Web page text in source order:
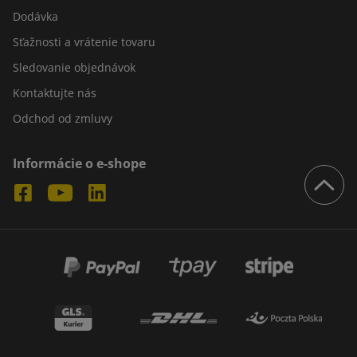
Baliace pásky a fólie vhodne chránia výrobky s
krehkého tovaru a tovaru náchylného na poškodenie. Baliace
pásky a fólie preto musia byť mimoriadne odolné, pružné a
váš tovar bol riadne chránený pred nepriaznivými
poveternostnými podmienkami.
Dodávka
Sťažnosti a vrátenie tovaru
Sledovanie objednávok
Kontaktujte nás
Odchod od zmluvy
Informácie o e-shope